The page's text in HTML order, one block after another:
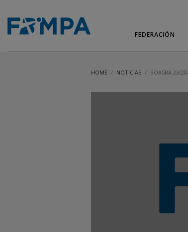
FEDERACIÓN
HOME NOTICIAS BOASBA 23/